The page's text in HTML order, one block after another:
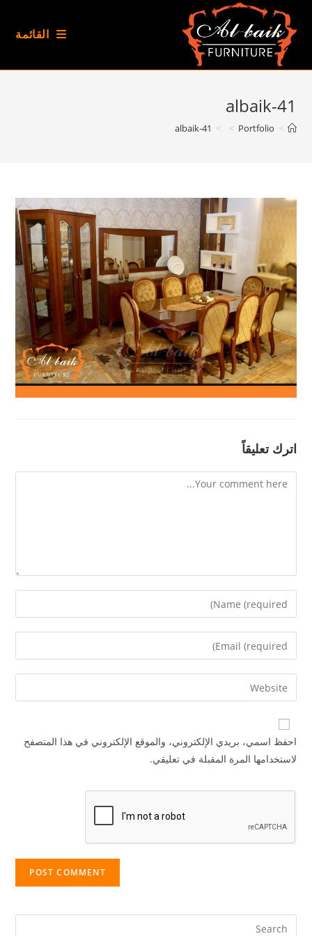
content
القائمة
albaik-41
>
Portfolio
>
>
albaik-41
اترك تعليقاً
Comment
Enter
your
name
comment
Enter
your
email
address
comment
Enter
your
website
URL
احفظ اسمي، بريدي الإلكتروني، والموقع الإلكتروني في هذا المتصفح
لاستخدامها المرة المقبلة في تعليقي.